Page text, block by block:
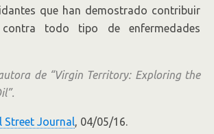
que han demostrado contribuir
todo tipo de enfermedades
de “Virgin Territory: Exploring the
Street Journal, 04/05/16.